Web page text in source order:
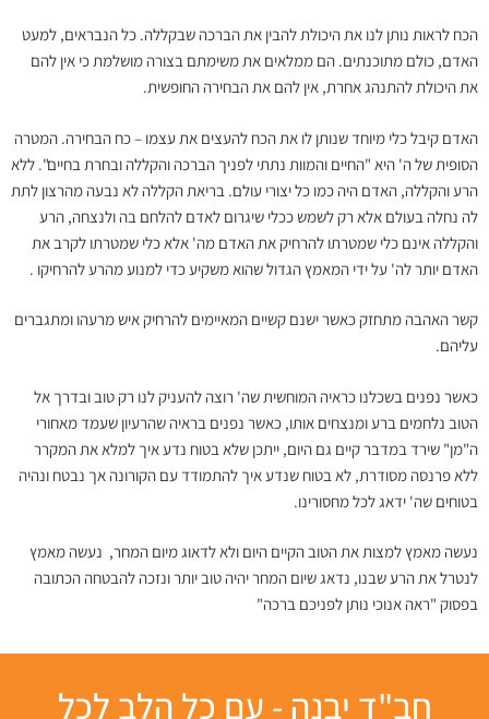
הכח לראות נותן לנו את היכולת להבין את הברכה שבקללה. כל הנבראים, למעט
האדם, כולם מתוכנתים. הם ממלאים את משימתם בצורה מושלמת כי אין להם
את היכולת להתנהג אחרת, אין להם את הבחירה החופשית.
האדם קיבל כלי מיוחד שנותן לו את הכח להעצים את עצמו – כח הבחירה. המטרה
הסופית של ה' היא "החיים והמוות נתתי לפניך הברכה והקללה ובחרת בחיים". ללא
הרע והקללה, האדם היה כמו כל יצורי עולם. בריאת הקללה לא נבעה מהרצון לתת
לה נחלה בעולם אלא רק לשמש ככלי שיגרום לאדם להלחם בה ולנצחה, הרע
והקללה אינם כלי שמטרתו להרחיק את האדם מה' אלא כלי שמטרתו לקרב את
האדם יותר לה' על ידי המאמץ הגדול שהוא משקיע כדי למנוע מהרע להרחיקו .
קשר האהבה מתחזק כאשר ישנם קשיים המאיימים להרחיק איש מרעהו ומתגברים
עליהם.
כאשר נפנים בשכלנו כראיה המוחשית שה' רוצה להעניק לנו רק טוב ובדרך אל
הטוב נלחמים ברע ומנצחים אותו, כאשר נפנים בראיה שהרעיון שעמד מאחורי
ה"מן" שירד במדבר קיים גם היום, ייתכן שלא בטוח נדע איך למלא את המקרר
ללא פרנסה מסודרת, לא בטוח שנדע איך להתמודד עם הקורונה אך נבטח ונהיה
בטוחים שה' ידאג לכל מחסורינו.
נעשה מאמץ למצות את הטוב הקיים היום ולא לדאוג מיום המחר, נעשה מאמץ
לנטרל את הרע שבנו, נדאג שיום המחר יהיה טוב יותר ונזכה להבטחה הכתובה
בפסוק "ראה אנוכי נותן לפניכם ברכה"
חב"ד יבנה - עם כל הלב לכל